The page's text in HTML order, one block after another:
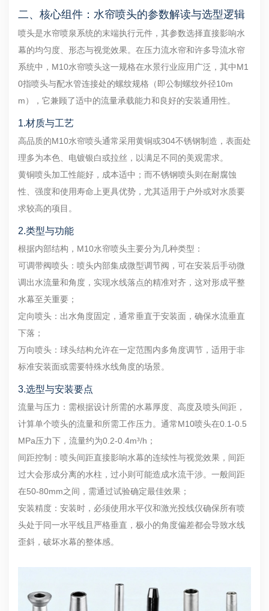
二、核心组件：水帘喷头的参数解读与选型逻辑
喷头是水帘喷泉系统的末端执行元件，其参数选择直接影响水
幕的均匀度、形态与视觉效果。在压力流水帘和许多导流水帘
系统中，M10水帘喷头这一规格在水景行业应用广泛，其中M1
0指喷头与配水管连接处的螺纹规格（即公制螺纹外径10m
m），它兼顾了适中的流量承载能力和良好的安装通用性。
1.材质与工艺
高品质的M10水帘喷头通常采用黄铜或304不锈钢制造，表面处
理多为本色、电镀银白或拉丝，以满足不同的美观需求。
黄铜喷头加工性能好，成本适中；而不锈钢喷头则在耐腐蚀
性、强度和使用寿命上更具优势，尤其适用于户外或对水质要
求较高的项目。
2.类型与功能
根据内部结构，M10水帘喷头主要分为几种类型：
可调带阀喷头：喷头内部集成微型调节阀，可在安装后手动微
调出水流量和角度，实现水线落点的精准对齐，这对形成平整
水幕至关重要；
定向喷头：出水角度固定，通常垂直于安装面，确保水流垂直
下落；
万向喷头：球头结构允许在一定范围内多角度调节，适用于非
标准安装面或需要特殊水线角度的场景。
3.选型与安装要点
流量与压力：需根据设计所需的水幕厚度、高度及喷头间距，
计算单个喷头的流量和所需工作压力。通常M10喷头在0.1-0.5
MPa压力下，流量约为0.2-0.4m³/h；
间距控制：喷头间距直接影响水幕的连续性与视觉效果，间距
过大会形成分离的水柱，过小则可能造成水流干涉。一般间距
在50-80mm之间，需通过试验确定最佳效果；
安装精度：安装时，必须使用水平仪和激光投线仪确保所有喷
头处于同一水平线且严格垂直，极小的角度偏差都会导致水线
歪斜，破坏水幕的整体感。